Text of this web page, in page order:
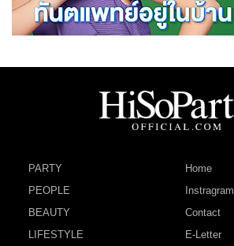
PARTY
PEOPLE
BEAUTY
LIFESTYLE
Home
Instragram
Contact
E-Letter